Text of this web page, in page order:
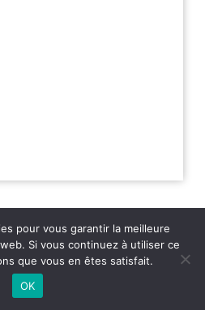
légales - Politique de confidentialité -
- Réalisation
pour vous garantir la meilleure
Si vous continuez à utiliser ce
que vous en êtes satisfait.
OK